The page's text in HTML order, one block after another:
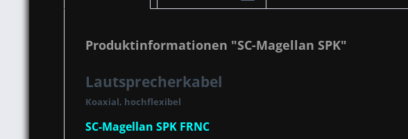
Produktinformationen "SC-Magellan SPK"
Lautsprecherkabel
Koaxial, hochflexibel
SC-Magellan SPK FRNC